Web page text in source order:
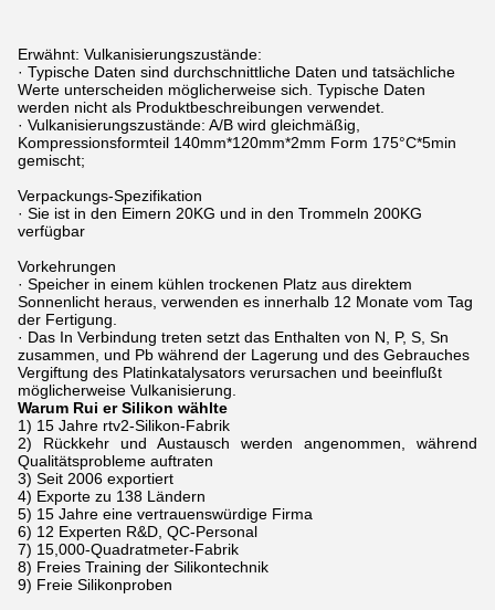
Erwähnt: Vulkanisierungszustände:
· Typische Daten sind durchschnittliche Daten und tatsächliche
Werte unterscheiden möglicherweise sich. Typische Daten
werden nicht als Produktbeschreibungen verwendet.
· Vulkanisierungszustände: A/B wird gleichmäßig,
Kompressionsformteil 140mm*120mm*2mm Form 175°C*5min
gemischt;
Verpackungs-Spezifikation
· Sie ist in den Eimern 20KG und in den Trommeln 200KG
verfügbar
Vorkehrungen
· Speicher in einem kühlen trockenen Platz aus direktem
Sonnenlicht heraus, verwenden es innerhalb 12 Monate vom Tag
der Fertigung.
· Das In Verbindung treten setzt das Enthalten von N, P, S, Sn
zusammen, und Pb während der Lagerung und des Gebrauches
Vergiftung des Platinkatalysators verursachen und beeinflußt
möglicherweise Vulkanisierung.
Warum Rui er Silikon wählte
1) 15 Jahre rtv2-Silikon-Fabrik
2) Rückkehr und Austausch werden angenommen, während
Qualitätsprobleme auftraten
3) Seit 2006 exportiert
4) Exporte zu 138 Ländern
5) 15 Jahre eine vertrauenswürdige Firma
6) 12 Experten R&D, QC-Personal
7) 15,000-Quadratmeter-Fabrik
8) Freies Training der Silikontechnik
9) Freie Silikonproben